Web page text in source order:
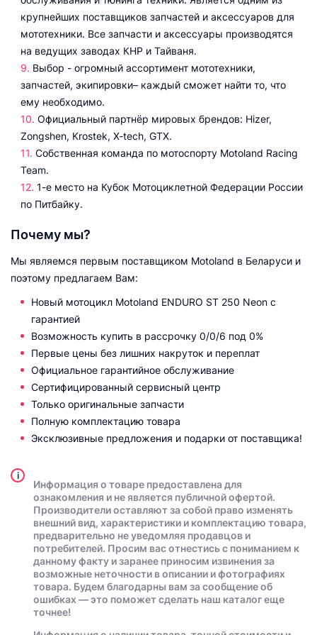
крупнейших поставщиков запчастей и аксессуаров для
мототехники. Все запчасти и аксессуары производятся
на ведущих заводах КНР и Тайваня.
Выбор - огромный ассортимент мототехники,
запчастей, экипировки– каждый сможет найти то, что
ему необходимо.
Официальный партнёр мировых брендов: Hizer,
Zongshen, Krostek, X-tech, GTX.
Собственная команда по мотоспорту Motoland Racing
Team.
1-е место на Кубок Мотоциклетной Федерации России
по Питбайку.
Почему мы?
Мы являемся первым поставщиком Motoland в Беларуси и
поэтому предлагаем Вам:
Новый мотоцикл Motoland ENDURO ST 250 Neon с
гарантией
Возможность купить в рассрочку 0/0/6 под 0%
Первые цены без лишних накруток и переплат
Официальное гарантийное обслуживание
Сертифицированный сервисный центр
Только оригинальные запчасти
Полную комплектацию товара
Эксклюзивные предложения и подарки от поставщика!
i
Информация о товаре предоставлена для
ознакомления и не является публичной офертой.
Производители оставляют за собой право изменять
внешний вид, характеристики и комплектацию товара,
предварительно не уведомляя продавцов и
потребителей. Просим вас отнестись с пониманием к
данному факту и заранее приносим извинения за
возможные неточности в описании и фотографиях
товара. Будем благодарны вам за сообщение об
ошибках — это поможет сделать наш каталог еще
точнее!